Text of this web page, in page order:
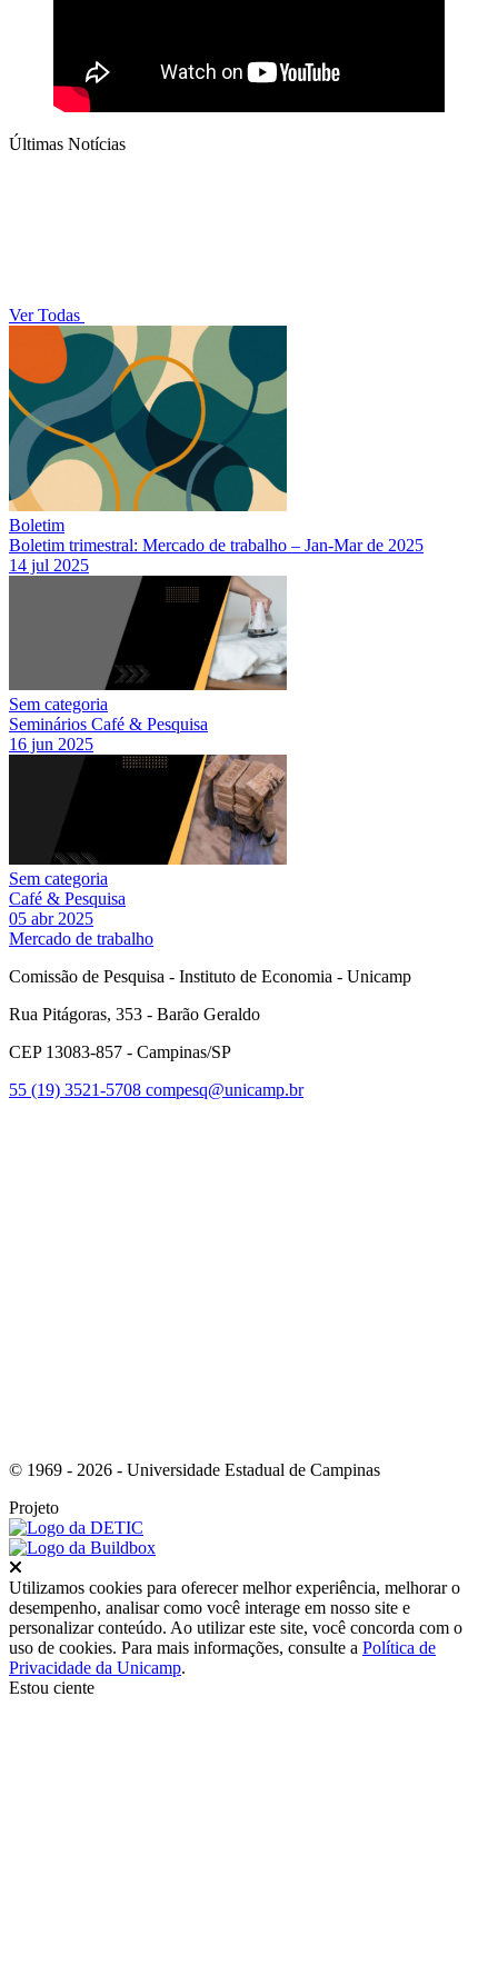
Últimas Notícias
Ver Todas
Boletim
Boletim trimestral: Mercado de trabalho – Jan-Mar de 2025
14 jul 2025
Sem categoria
Seminários Café & Pesquisa
16 jun 2025
Sem categoria
Café & Pesquisa
05 abr 2025
Mercado de trabalho
Comissão de Pesquisa - Instituto de Economia - Unicamp
Rua Pitágoras, 353 - Barão Geraldo
CEP 13083-857 - Campinas/SP
55 (19) 3521-5708 compesq@unicamp.br
© 1969 - 2026 - Universidade Estadual de Campinas
Projeto
Utilizamos cookies para oferecer melhor experiência, melhorar o
desempenho, analisar como você interage em nosso site e
personalizar conteúdo. Ao utilizar este site, você concorda com o
uso de cookies. Para mais informações, consulte a Política de
Privacidade da Unicamp.
Estou ciente